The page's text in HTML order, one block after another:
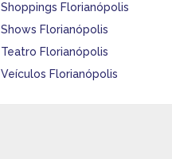
Shoppings Florianópolis
Shows Florianópolis
Teatro Florianópolis
Veículos Florianópolis